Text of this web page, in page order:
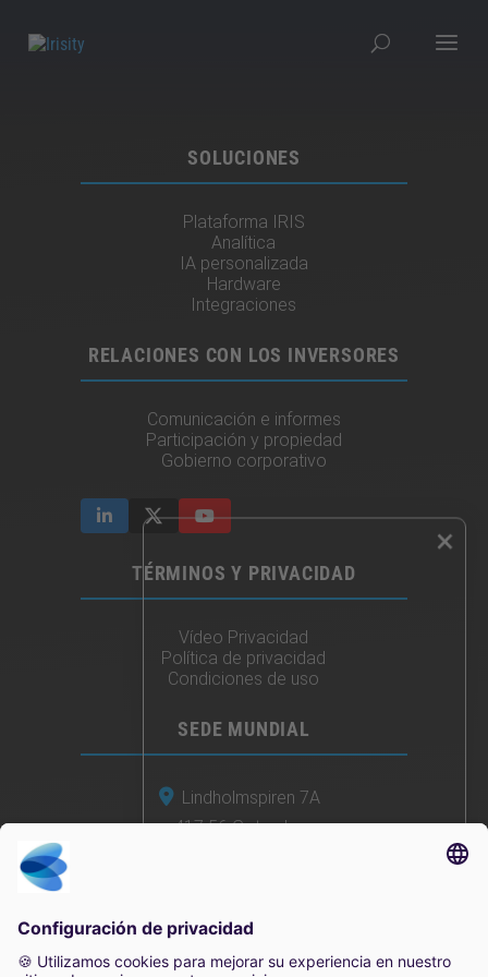
SOLUCIONES
Plataforma IRIS
Analítica
IA personalizada
Hardware
Integraciones​
RELACIONES CON LOS INVERSORES
Comunicación e informes
Participación y propiedad
Gobierno corporativo
TÉRMINOS Y PRIVACIDAD
Vídeo Privacidad
Política de privacidad
Condiciones de uso
SEDE MUNDIAL
Lindholmspiren 7A
417 56 Gotemburgo
×